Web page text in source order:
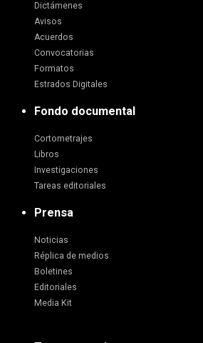
Dictámenes
Avisos
Acuerdos
Convocatorias
Formatos
Estrados Digitales
Fondo documental
Cortometrajes
Libros
Investigaciones
Tareas editoriales
Prensa
Noticias
Réplica de medios
Boletines
Editoriales
Media Kit